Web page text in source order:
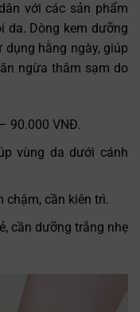
với các sản phẩm
da. Dòng kem dưỡng
hằng ngày, giúp
ngừa thâm sạm do
90.000 VNĐ.
vùng da dưới cánh
chậm, cần kiên trì.
cần dưỡng trắng nhẹ